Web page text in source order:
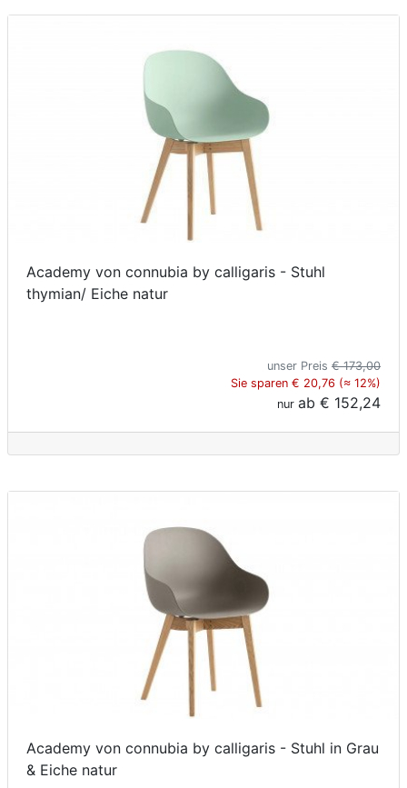
Academy von connubia by calligaris - Stuhl
thymian/ Eiche natur
unser Preis € 173,00
Sie sparen € 20,76 (≈ 12%)
nur ab € 152,24
Academy von connubia by calligaris - Stuhl in Grau
& Eiche natur